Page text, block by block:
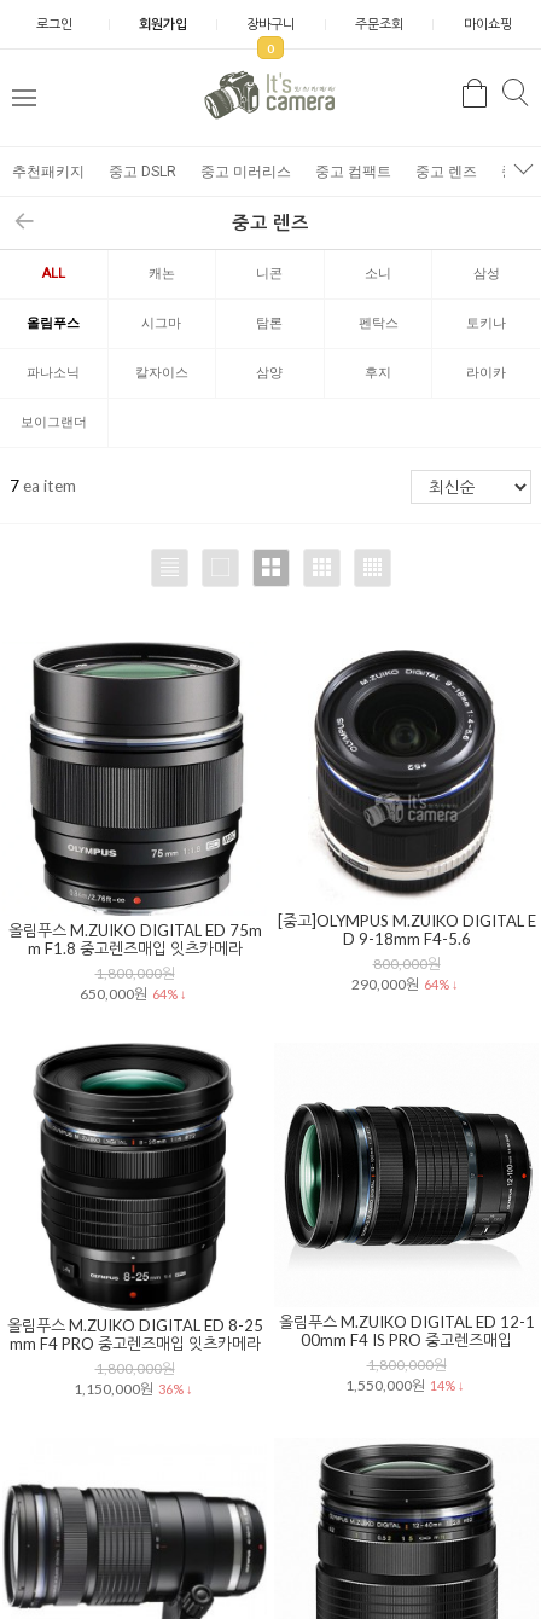
로그인 회원가입 장바구니
0
주문조회 마이쇼핑
추천패키지 중고 DSLR 중고 미러리스 중고 컴팩트 중고 렌즈 중고
중고 렌즈
ALL 캐논 니콘 소니 삼성
올림푸스 시그마 탐론 펜탁스 토키나
파나소닉 칼자이스 삼양 후지 라이카
보이그랜더
7ea item
올림푸스 M.ZUIKO DIGITAL ED 75m
m F1.8 중고렌즈매입 잇츠카메라
1,800,000원
650,000원 64% ↓
[중고]OLYMPUS M.ZUIKO DIGITAL E
D 9-18mm F4-5.6
800,000원
290,000원 64% ↓
올림푸스 M.ZUIKO DIGITAL ED 8-25
mm F4 PRO 중고렌즈매입 잇츠카메라
1,800,000원
1,150,000원 36% ↓
올림푸스 M.ZUIKO DIGITAL ED 12-1
00mm F4 IS PRO 중고렌즈매입
1,800,000원
1,550,000원 14% ↓